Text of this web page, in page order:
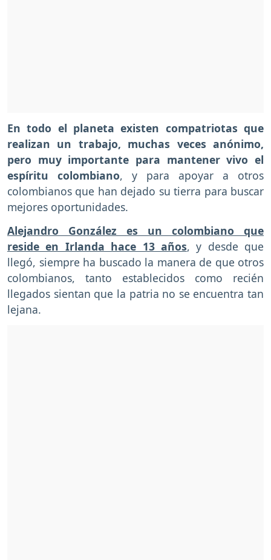
En todo el planeta existen compatriotas que
realizan un trabajo, muchas veces anónimo,
pero muy importante para mantener vivo el
espíritu colombiano, y para apoyar a otros
colombianos que han dejado su tierra para buscar
mejores oportunidades.
Alejandro González es un colombiano que
reside en Irlanda hace 13 años, y desde que
llegó, siempre ha buscado la manera de que otros
colombianos, tanto establecidos como recién
llegados sientan que la patria no se encuentra tan
lejana.